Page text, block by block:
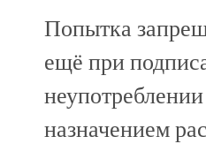
Попытка
ещё при
назначением